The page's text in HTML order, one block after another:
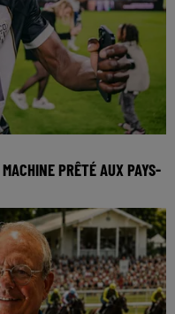
PRÊTÉ AUX PAYS-